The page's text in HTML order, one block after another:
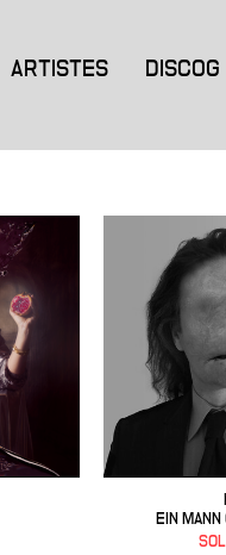
ARTISTES DISCOG
EIN